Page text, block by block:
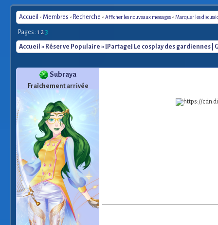
Accueil - Membres - Recherche - Afficher les nouveaux messages - Marquer les
Pages : 1 2 3
Accueil » Réserve Populaire » [Partage] Le cosplay des gardiennes |
Subraya
Fraîchement arrivée